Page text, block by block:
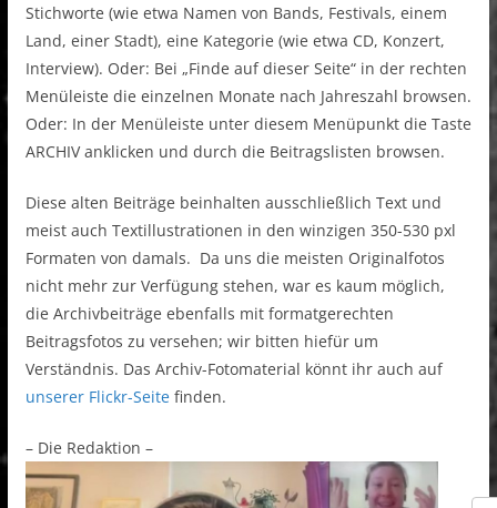
Stichworte (wie etwa Namen von Bands, Festivals, einem
Land, einer Stadt), eine Kategorie (wie etwa CD, Konzert,
Interview). Oder: Bei „Finde auf dieser Seite“ in der rechten
Menüleiste die einzelnen Monate nach Jahreszahl browsen.
Oder: In der Menüleiste unter diesem Menüpunkt die Taste
ARCHIV anklicken und durch die Beitragslisten browsen.
Diese alten Beiträge beinhalten ausschließlich Text und
meist auch Textillustrationen in den winzigen 350-530 pxl
Formaten von damals. Da uns die meisten Originalfotos
nicht mehr zur Verfügung stehen, war es kaum möglich,
die Archivbeiträge ebenfalls mit formatgerechten
Beitragsfotos zu versehen; wir bitten hiefür um
Verständnis. Das Archiv-Fotomaterial könnt ihr auch auf
unserer Flickr-Seitefinden.
– Die Redaktion –